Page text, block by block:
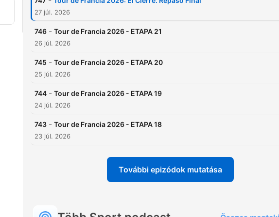
Twitter e Instagram:
27 júl. 2026
746 - Tour de Francia 2026 - ETAPA 21
26 júl. 2026
745 - Tour de Francia 2026 - ETAPA 20
25 júl. 2026
744 - Tour de Francia 2026 - ETAPA 19
24 júl. 2026
743 - Tour de Francia 2026 - ETAPA 18
23 júl. 2026
További epizódok mutatása